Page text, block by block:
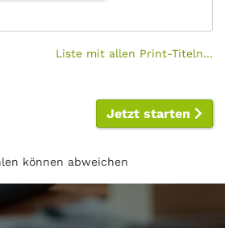
Liste mit allen Print-Titeln...
Jetzt starten
können abweichen